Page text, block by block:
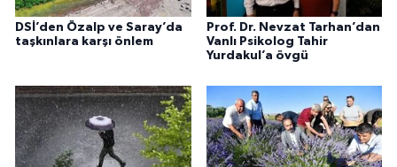
DSİ’den Özalp ve Saray’da
taşkınlara karşı önlem
Prof. Dr. Nevzat Tarhan’dan
Vanlı Psikolog Tahir
Yurdakul’a övgü